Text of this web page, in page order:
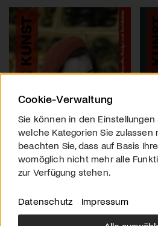
Cookie-Verwaltung
Sie können in den
welche Kategorien Sie zulassen
beachten Sie, dass auf Basis
womöglich nicht mehr alle
zur Verfügung stehen.
Datenschutz Impressum